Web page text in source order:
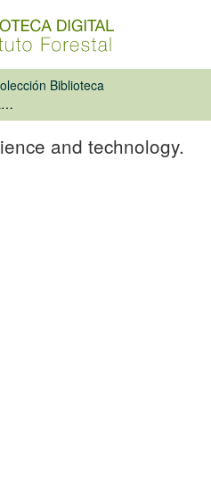
Biblioteca
Principles of wood science and technology. Solid wood
and technology.